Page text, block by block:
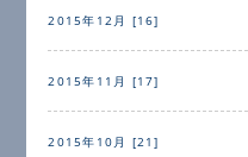
2015年12月 [16]
2015年11月 [17]
2015年10月 [21]